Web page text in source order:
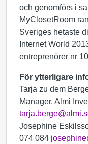
och genomförs i
MyClosetRoom
Sveriges hetaste
Internet World
entreprenörer nr
För ytterligare
Tarja zu dem
Manager, Almi
Josephine
074 084